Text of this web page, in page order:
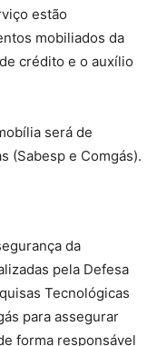
estão
mobiliados da
crédito e o auxílio
será de
(Sabesp e Comgás).
da
pela Defesa
Tecnológicas
para assegurar
forma responsável